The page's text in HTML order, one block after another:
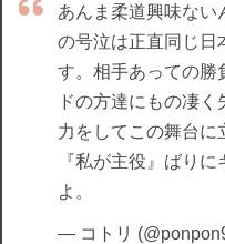
あんま柔道興味ない
の号泣は正直同じ日
す。相手あっての勝
ドの方達にもの凄
力をしてこの舞台に
『私が主役』ばり
よ。
— コトリ